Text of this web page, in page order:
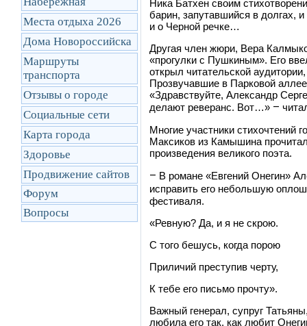
Места отдыха 2026
Дома Новороссийска
Маршруты
транcпорта
Отзывы о городе
Социальные сети
Карта города
Здоровье
Продвижение сайтов
Форум
Вопросы
Ника Батхен своим
барин, запутавшийся в долгах,
и о Черной речке…
Другая член жюри, Вера
«прогулки с Пушкиным». Его
открыл читательской
Прозвучавшие в Парковой
«Здравствуйте, Александр
делают реверанс. Вот…» –
Многие участники стихочтений
Максиков из Камышина
произведения великого поэта.
– В романе «Евгений Онегин»
исправить его небольшую
фестиваля.
«Ревную? Да, и я не скрою.
С того бешусь, когда порою
Приличий преступив черту,
К тебе его письмо прочту».
Важный генерал, супруг
любила его так, как любит